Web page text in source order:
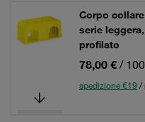
Corpo
serie
profilato
78,00 € /
spedizione €19 /